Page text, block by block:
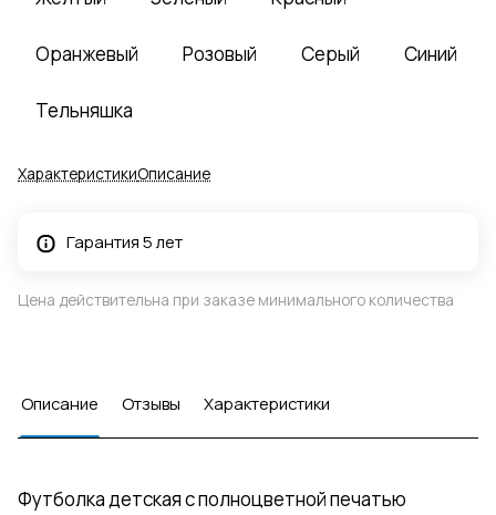
Оранжевый Розовый Серый Синий
Тельняшка
ХарактеристикиОписание
Гарантия 5 лет
Цена действительна при заказе минимального количества
Описание Отзывы Характеристики
Футболка детская с полноцветной печатью